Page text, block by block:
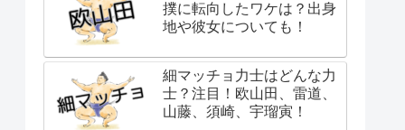
撲に転向したワケは？出身
地や彼女についても！
細マッチョ力士はどんな力
士？注目！欧山田、雷道、
山藤、須崎、宇瑠寅！